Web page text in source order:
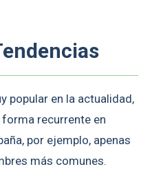
popular en la actualidad,
recurrente en
por ejemplo, apenas
más comunes.